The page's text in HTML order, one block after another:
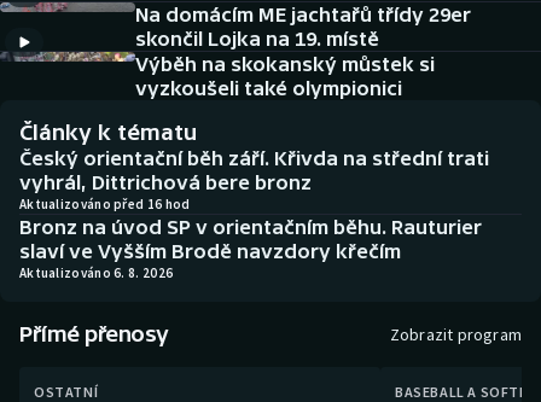
Americký fotbal
Baseball a softbal
Basketbal
Biatlon
Boby a skeleton
Box
Curling
NEPŘEHLÉDNĚTE
Historické návraty
Aplikace ČT sport
AZ kvíz
Na domácím ME jachtařů třídy 29er
skončil Lojka na 19. místě
Výběh na skokanský můstek si
vyzkoušeli také olympionici
Články k tématu
Český orientační běh září. Křivda na střední trati
vyhrál, Dittrichová bere bronz
Aktualizováno před 16 hod
Bronz na úvod SP v orientačním běhu. Rauturier
slaví ve Vyšším Brodě navzdory křečím
Aktualizováno 6. 8. 2026
Přímé přenosy Zobrazit program
OSTATNÍ BASEBALL A